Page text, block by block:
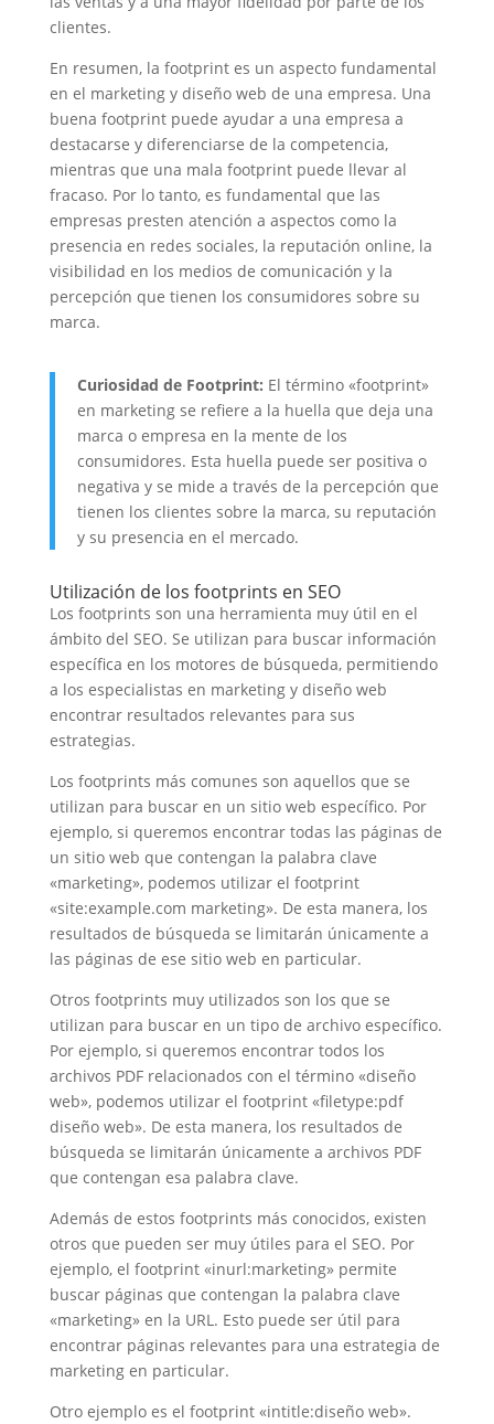
clientes.
En resumen, la footprint es un aspecto fundamental
en el marketing y diseño web de una empresa. Una
buena footprint puede ayudar a una empresa a
destacarse y diferenciarse de la competencia,
mientras que una mala footprint puede llevar al
fracaso. Por lo tanto, es fundamental que las
empresas presten atención a aspectos como la
presencia en redes sociales, la reputación online, la
visibilidad en los medios de comunicación y la
percepción que tienen los consumidores sobre su
marca.
Curiosidad de Footprint: El término «footprint»
en marketing se refiere a la huella que deja una
marca o empresa en la mente de los
consumidores. Esta huella puede ser positiva o
negativa y se mide a través de la percepción que
tienen los clientes sobre la marca, su reputación
y su presencia en el mercado.
Utilización de los footprints en SEO
Los footprints son una herramienta muy útil en el
ámbito del SEO. Se utilizan para buscar información
específica en los motores de búsqueda, permitiendo
a los especialistas en marketing y diseño web
encontrar resultados relevantes para sus
estrategias.
Los footprints más comunes son aquellos que se
utilizan para buscar en un sitio web específico. Por
ejemplo, si queremos encontrar todas las páginas de
un sitio web que contengan la palabra clave
«marketing», podemos utilizar el footprint
«site:example.com marketing». De esta manera, los
resultados de búsqueda se limitarán únicamente a
las páginas de ese sitio web en particular.
Otros footprints muy utilizados son los que se
utilizan para buscar en un tipo de archivo específico.
Por ejemplo, si queremos encontrar todos los
archivos PDF relacionados con el término «diseño
web», podemos utilizar el footprint «filetype:pdf
diseño web». De esta manera, los resultados de
búsqueda se limitarán únicamente a archivos PDF
que contengan esa palabra clave.
Además de estos footprints más conocidos, existen
otros que pueden ser muy útiles para el SEO. Por
ejemplo, el footprint «inurl:marketing» permite
buscar páginas que contengan la palabra clave
«marketing» en la URL. Esto puede ser útil para
encontrar páginas relevantes para una estrategia de
marketing en particular.
Otro ejemplo es el footprint «intitle:diseño web».